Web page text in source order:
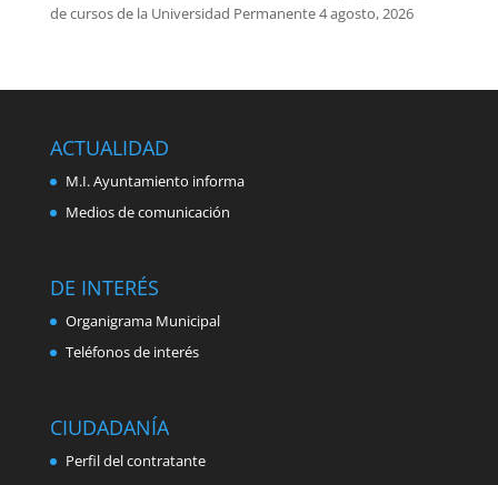
de cursos de la Universidad Permanente4 agosto, 2026
ACTUALIDAD
M.I. Ayuntamiento informa
Medios de comunicación
DE INTERÉS
Organigrama Municipal
Teléfonos de interés
CIUDADANÍA
Perfil del contratante